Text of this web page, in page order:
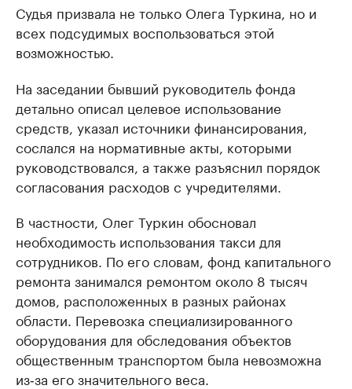
Судья призвала не только Олега Туркина, но и
всех подсудимых воспользоваться этой
возможностью.
На заседании бывший руководитель фонда
детально описал целевое использование
средств, указал источники финансирования,
сослался на нормативные акты, которыми
руководствовался, а также разъяснил порядок
согласования расходов с учредителями.
В частности, Олег Туркин обосновал
необходимость использования такси для
сотрудников. По его словам, фонд капитального
ремонта занимался ремонтом около 8 тысяч
домов, расположенных в разных районах
области. Перевозка специализированного
оборудования для обследования объектов
общественным транспортом была невозможна
из‑за его значительного веса.